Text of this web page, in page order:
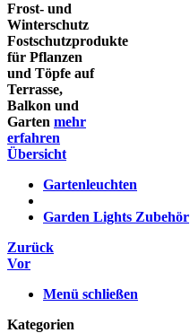
Frost- und
Winterschutz
Fostschutzprodukte
für Pflanzen
und Töpfe auf
Terrasse,
Balkon und
Garten mehr
erfahren
Übersicht
Gartenleuchten
Garden Lights Zubehör
Zurück
Vor
Menü schließen
Kategorien